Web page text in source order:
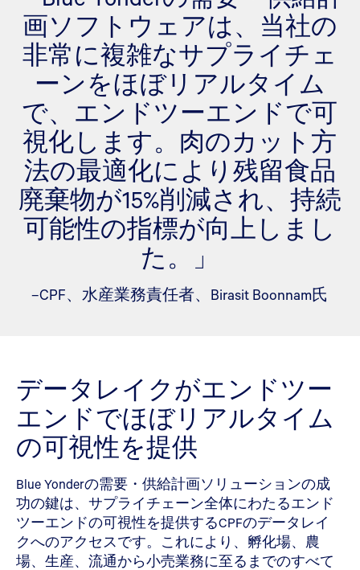
画ソフトウェアは、当社の
非常に複雑なサプライチェ
ーンをほぼリアルタイム
で、エンドツーエンドで可
視化します。肉のカット方
法の最適化により残留食品
廃棄物が15%削減され、持続
可能性の指標が向上しまし
た。」
–CPF、水産業務責任者、Birasit Boonnam氏
データレイクがエンドツー
エンドでほぼリアルタイム
の可視性を提供
Blue Yonderの需要・供給計画ソリューションの成
功の鍵は、サプライチェーン全体にわたるエンド
ツーエンドの可視性を提供するCPFのデータレイ
クへのアクセスです。これにより、孵化場、農
場、生産、流通から小売業務に至るまでのすべて